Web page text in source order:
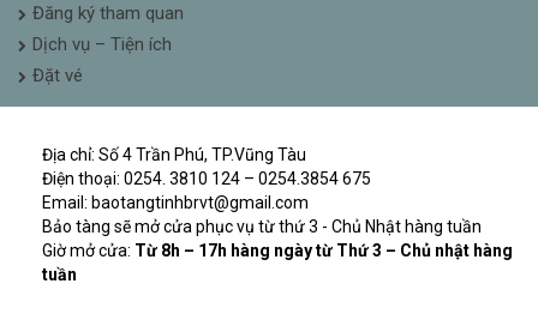
Đăng ký tham quan
Dịch vụ – Tiện ích
Đặt vé
Địa chỉ: Số 4 Trần Phú, TP.Vũng Tàu
Điện thoại: 0254. 3810 124 – 0254.3854 675
Email: baotangtinhbrvt@gmail.com
Bảo tàng sẽ mở cửa phục vụ từ thứ 3 - Chủ Nhật hàng tuần
Giờ mở cửa: Từ 8h – 17h hàng ngày từ Thứ 3 – Chủ nhật hàng
tuần